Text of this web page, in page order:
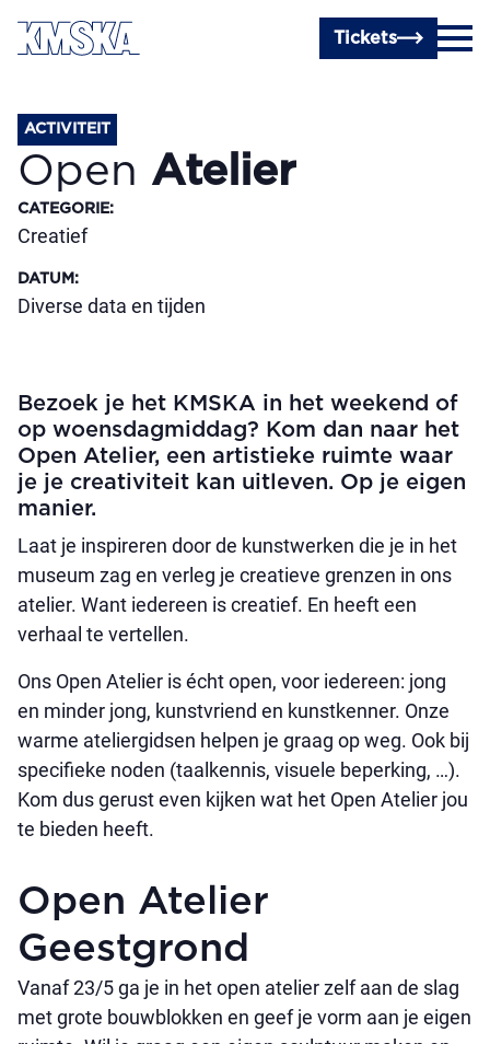
Ga naar hoofdinhoud
Tickets
ACTIVITEIT
Open Atelier
CATEGORIE:
Creatief
DATUM :
Diverse data en tijden
Bezoek je het KMSKA in het weekend of
op woensdagmiddag? Kom dan naar het
Open Atelier, een artistieke ruimte waar
je je creativiteit kan uitleven. Op je eigen
manier.
Laat je inspireren door de kunstwerken die je in het
museum zag en verleg je creatieve grenzen in ons
atelier. Want iedereen is creatief. En heeft een
verhaal te vertellen.
Ons Open Atelier is écht open, voor iedereen: jong
en minder jong, kunstvriend en kunstkenner. Onze
warme ateliergidsen helpen je graag op weg. Ook bij
specifieke noden (taalkennis, visuele beperking, …).
Kom dus gerust even kijken wat het Open Atelier jou
te bieden heeft.
Open Atelier
Geestgrond
Vanaf 23/5 ga je in het open atelier zelf aan de slag
met grote bouwblokken en geef je vorm aan je eigen